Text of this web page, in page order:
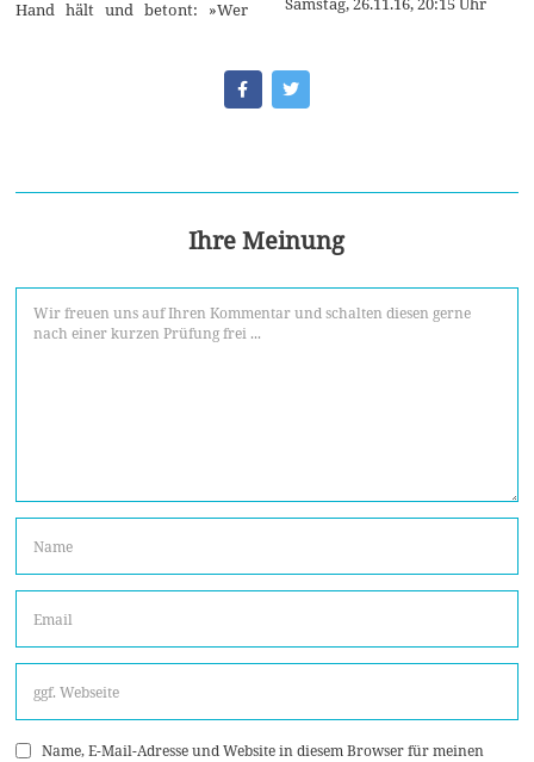
Hand hält und betont: »Wer
Ihre Meinung
Name, E-Mail-Adresse und Website in diesem Browser für meinen